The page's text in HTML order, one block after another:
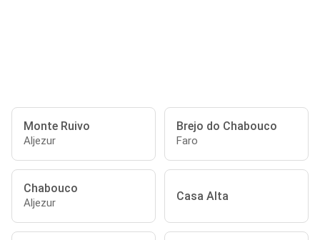
Monte Ruivo
Aljezur
Brejo do Chabouco
Faro
Chabouco
Aljezur Casa Alta